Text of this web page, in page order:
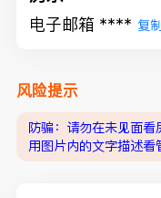
电子邮箱 **** 复制
风险提示
防骗：请勿在未见面看
用图片内的文字描述